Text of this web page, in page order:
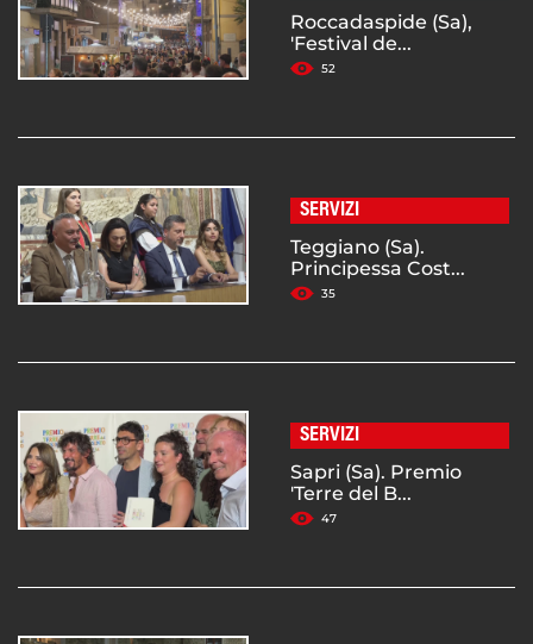
Roccadaspide (Sa),
'Festival de...
52
SERVIZI
Teggiano (Sa).
Principessa Cost...
35
SERVIZI
Sapri (Sa). Premio
'Terre del B...
47